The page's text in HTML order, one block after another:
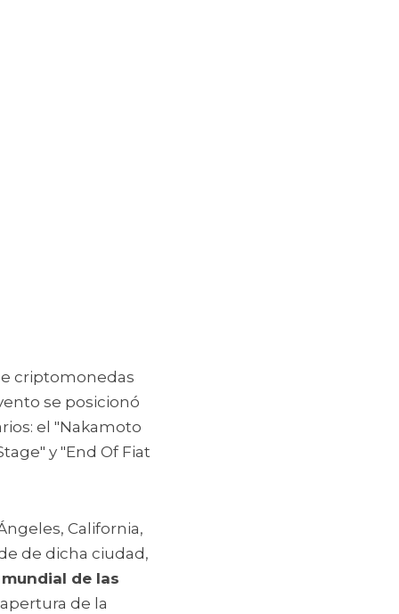
criptomonedas
se posicionó
el "Nakamoto
y "End Of Fiat
California,
de dicha ciudad,
de las
de la